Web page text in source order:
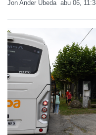
Jon Ander Ubeda abu 06,